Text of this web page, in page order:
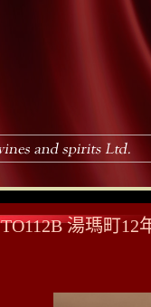
TO112B 湯瑪町12